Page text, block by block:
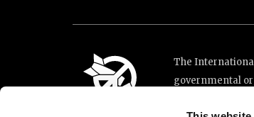
The
governmental